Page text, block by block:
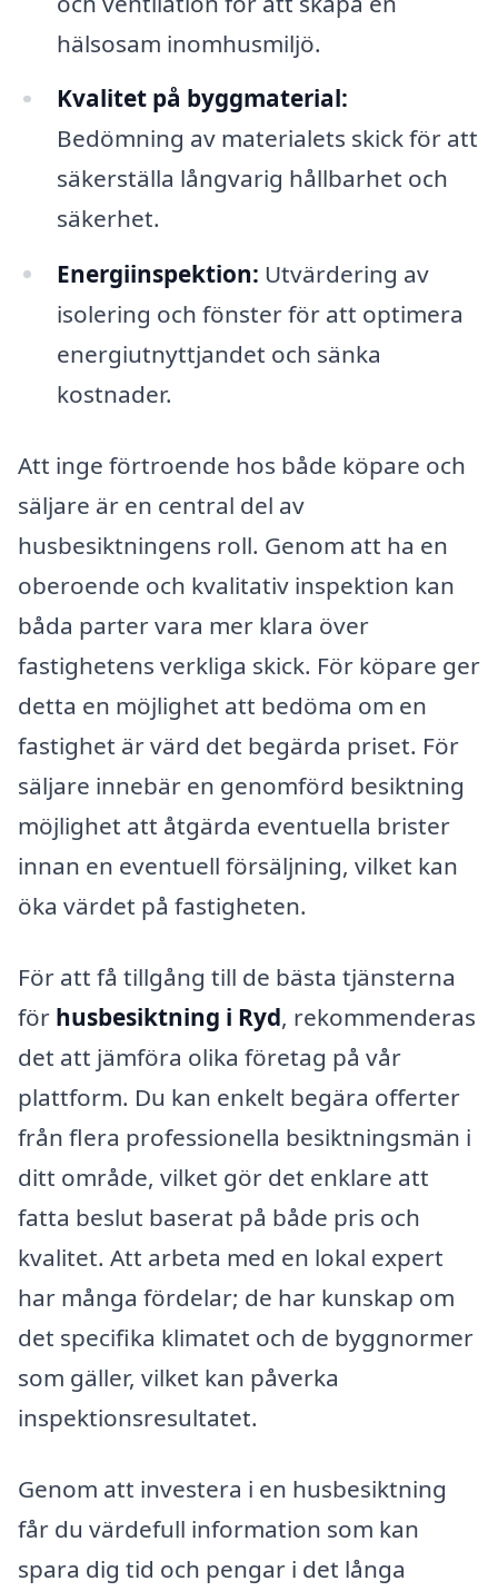
hälsosam inomhusmiljö.
Kvalitet på byggmaterial:
Bedömning av materialets skick för att
säkerställa långvarig hållbarhet och
säkerhet.
Energiinspektion: Utvärdering av
isolering och fönster för att optimera
energiutnyttjandet och sänka
kostnader.
Att inge förtroende hos både köpare och
säljare är en central del av
husbesiktningens roll. Genom att ha en
oberoende och kvalitativ inspektion kan
båda parter vara mer klara över
fastighetens verkliga skick. För köpare ger
detta en möjlighet att bedöma om en
fastighet är värd det begärda priset. För
säljare innebär en genomförd besiktning
möjlighet att åtgärda eventuella brister
innan en eventuell försäljning, vilket kan
öka värdet på fastigheten.
För att få tillgång till de bästa tjänsterna
för husbesiktning i Ryd, rekommenderas
det att jämföra olika företag på vår
plattform. Du kan enkelt begära offerter
från flera professionella besiktningsmän i
ditt område, vilket gör det enklare att
fatta beslut baserat på både pris och
kvalitet. Att arbeta med en lokal expert
har många fördelar; de har kunskap om
det specifika klimatet och de byggnormer
som gäller, vilket kan påverka
inspektionsresultatet.
Genom att investera i en husbesiktning
får du värdefull information som kan
spara dig tid och pengar i det långa